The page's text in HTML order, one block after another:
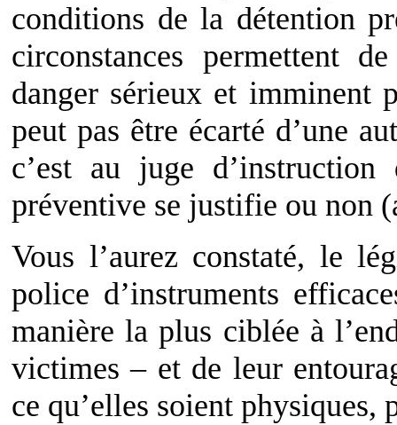
conditions de la détention
circonstances permettent
danger sérieux et imminent
peut pas être écarté d’une
c’est au juge
préventive se justifie ou non
Vous l’aurez constaté, le
police d’instruments
manière la plus ciblée à
victimes – et de leur
ce qu’elles soient physiques,